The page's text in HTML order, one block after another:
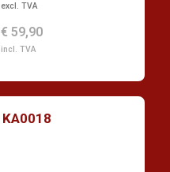
excl. TVA
€ 59,90
incl. TVA
KA0018